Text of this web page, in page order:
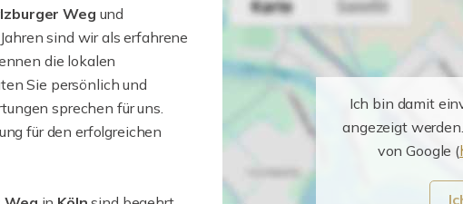
Weg und
sind wir als erfahrene
die lokalen
Sie persönlich und
sprechen für uns.
für den erfolgreichen
Ich bin damit
angezeigt
von Google (